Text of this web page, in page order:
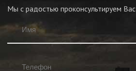
Мы с радостью проконсультируем Вас